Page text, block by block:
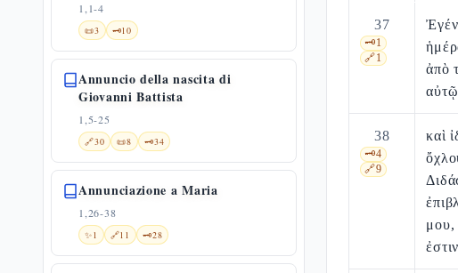
1,1-4
📜3 🗝️10
Annuncio della nascita di
Giovanni Battista
1,5-25
🔗30 📜8 🗝️34
Annunciazione a Maria
1,26-38
✨1 🔗11 🗝️28
37
🗝️1
🔗1
ἀπὸ
38
🗝️4
🔗9
καὶ
μου,